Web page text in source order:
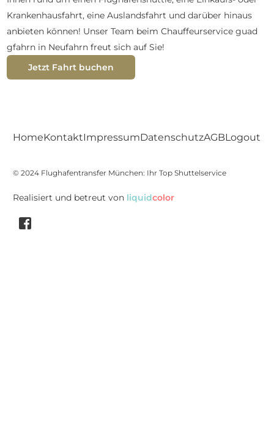
Krankenhausfahrt, eine Auslandsfahrt und darüber hinaus
anbieten können! Unser Team beim Chauffeurservice guad
gfahrn in Neufahrn freut sich auf Sie!
Jetzt Fahrt buchen
HomeKontaktImpressumDatenschutz­AGBLogout
© 2024 Flughafentransfer München: Ihr Top Shuttelservice
Realisiert und betreut von liquidcolor